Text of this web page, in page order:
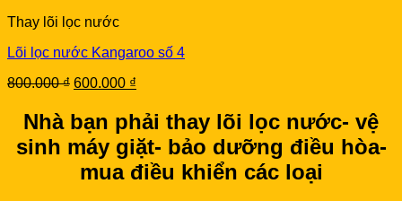
Thay lõi lọc nước
Lõi lọc nước Kangaroo số 4
800.000₫ Original
was:
800.000 ₫.
600.000 ₫
is:
600.000 ₫.
Nhà bạn phải thay lõi lọc nước- vệ
sinh máy giặt- bảo dưỡng điều hòa-
mua điều khiển các loại